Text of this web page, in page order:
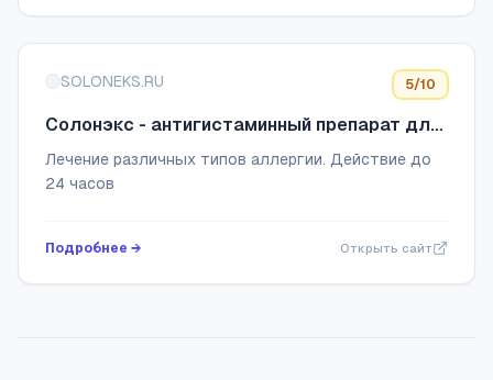
SOLONEKS.RU 5/10
Солонэкс - антигистаминный препарат для
взрослых и детей с 6 месяцев
Лечение различных типов аллергии. Действие до
24 часов
Подробнее → Открыть сайт